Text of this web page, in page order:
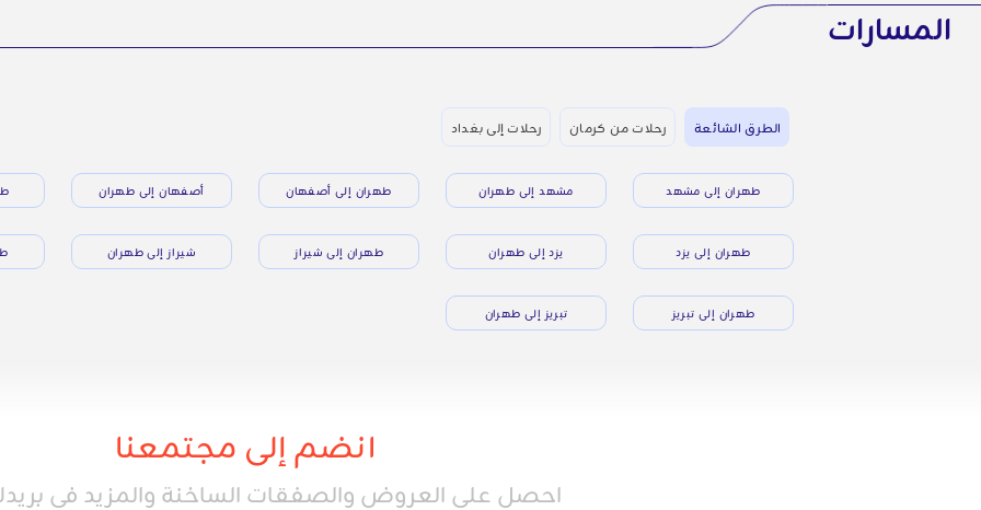
المسارات
الطرق الشائعة رحلات من كرمان رحلات إلى بغداد
طهران إلى مشهد مشهد إلى طهران طهران إلى أصفهان أصفهان إلى طهران
طهران إلى يزد يزد إلى طهران طهران إلى شيراز شيراز إلى طهران
طهران إلى تبريز تبريز إلى طهران
انضم إلى مجتمعنا
احصل على العروض والصفقات الساخنة والمزيد في بريدك